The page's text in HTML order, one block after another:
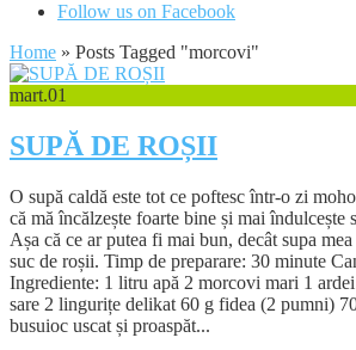
Follow us on Facebook
Home » Posts Tagged "morcovi"
mart.01
SUPĂ DE ROȘII
O supă caldă este tot ce poftesc într-o zi
că mă încălzește foarte bine și mai îndulcește
Așa că ce ar putea fi mai bun, decât supa
suc de roșii. Timp de preparare: 30 minute
Ingrediente: 1 litru apă 2 morcovi mari 1
sare 2 lingurițe delikat 60 g fidea (2 pumni)
busuioc uscat și proaspăt...